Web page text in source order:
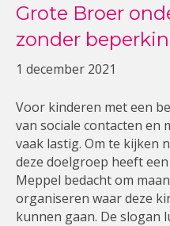
Grote Broer
zonder
1 december 2021
Voor kinderen met een
van sociale contacten en
vaak lastig. Om te kijken
deze doelgroep heeft
Meppel bedacht om
organiseren waar deze
kunnen gaan. De slogan